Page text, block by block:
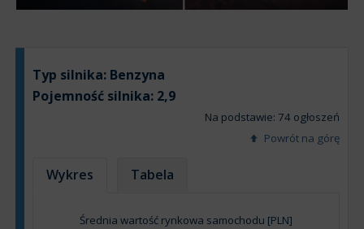
Typ silnika: Benzyna
Pojemność silnika: 2,9
Na podstawie: 74 ogłoszeń
Powrót na górę
Wykres Tabela
Średnia wartość rynkowa samochodu [PLN]